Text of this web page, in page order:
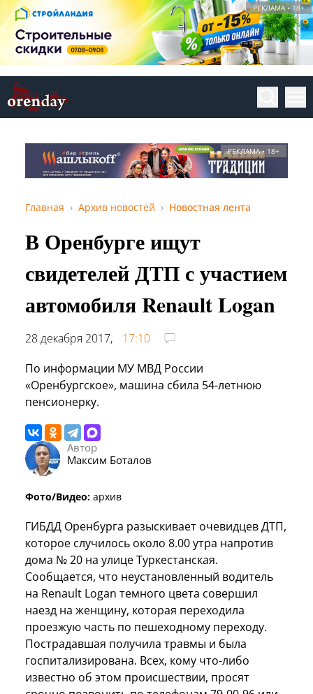
РЕКЛАМА • 18+
РЕКЛАМА • 18+
Главная Архив новостей Новостная лента
В Оренбурге ищут
свидетелей ДТП с участием
автомобиля Renault Logan
28 декабря 2017,
17:10
По информации МУ МВД России
«Оренбургское», машина сбила 54-летнюю
пенсионерку.
Автор
Максим Боталов
Фото/Видео: архив
ГИБДД Оренбурга разыскивает очевидцев ДТП,
которое случилось около 8.00 утра напротив
дома № 20 на улице Туркестанская.
Сообщается, что неустановленный водитель
на Renault Logan темного цвета совершил
наезд на женщину, которая переходила
проезжую часть по пешеходному переходу.
Пострадавшая получила травмы и была
госпитализирована. Всех, кому что-либо
известно об этом происшествии, просят